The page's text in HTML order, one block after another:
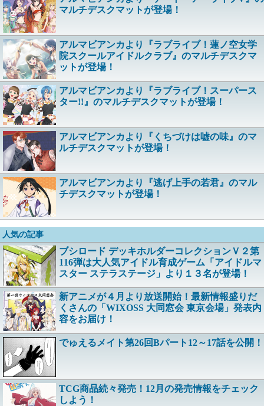
マルチデスクマットが登場！
アルマビアンカより『ラブライブ！蓮ノ空女学
院スクールアイドルクラブ』のマルチデスクマ
ットが登場！
アルマビアンカより『ラブライブ！スーパース
ター!!』のマルチデスクマットが登場！
アルマビアンカより『くちづけは嘘の味』のマ
ルチデスクマットが登場！
アルマビアンカより『逃げ上手の若君』のマル
チデスクマットが登場！
人気の記事
ブシロード デッキホルダーコレクションＶ２第
116弾は大人気アイドル育成ゲーム「アイドルマ
スター ステラステージ」より１３名が登場！
新アニメが４月より放送開始！最新情報盛りだ
くさんの「WIXOSS 大同窓会 東京会場」発表内
容をお届け！
でゅえるメイト第26回Bパート12～17話を公開！
TCG商品続々発売！12月の発売情報をチェック
しよう！